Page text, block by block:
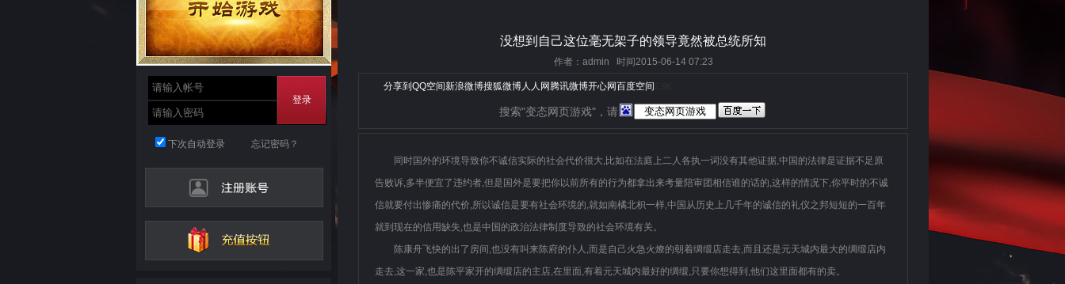
下次自动登录 忘记密码？
登录
没想到自己这位毫无架子的领导竟然被总统所知
作者：admin 时间2015-06-14 07:23
分享到 QQ空间新浪微博搜狐微博人人网 腾讯微博开心网百度空间
搜索"变态网页游戏"，请
同时国外的环境导致你不诚信实际的社会代价很大,比如在法庭上二人各执一词没有其他证据,中国的法律是证据不足原
告败诉,多半便宜了违约者,但是国外是要把你以前所有的行为都拿出来考量陪审团相信谁的话的,这样的情况下,你平时的不诚
信就要付出惨痛的代价,所以诚信是要有社会环境的,就如南橘北枳一样,中国从历史上几千年的诚信的礼仪之邦短短的一百年
就到现在的信用缺失,也是中国的政治法律制度导致的社会环境有关。
陈康舟飞快的出了房间,也没有叫来陈府的仆人,而是自己火急火燎的朝着绸缎店走去,而且还是元天城内最大的绸缎店内
走去,这一家,也是陈平家开的绸缎店的主店,在里面,有着元天城内最好的绸缎,只要你想得到,他们这里面都有的卖。